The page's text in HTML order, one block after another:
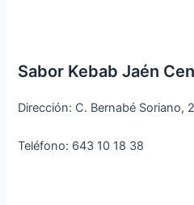
Sabor Kebab Jaén
Dirección: C. Bernabé Soriano,
Teléfono: 643 10 18 38